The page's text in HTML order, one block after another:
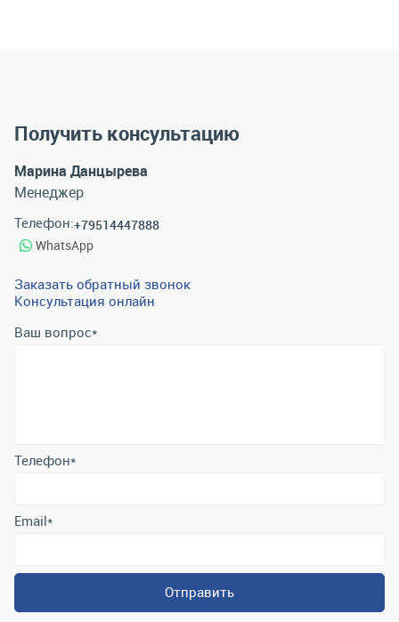
Получить консультацию
Марина Данцырева
Менеджер
Телефон:+79514447888
WhatsApp
Заказать обратный звонок
Консультация онлайн
Ваш вопрос*
Отправляя форму вы подтверждаете согласие с
Контактная информация